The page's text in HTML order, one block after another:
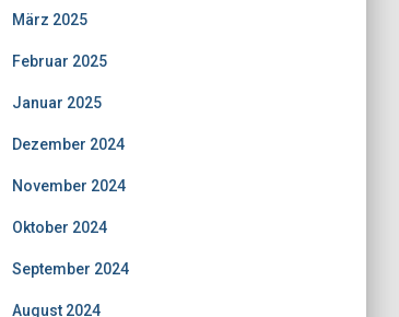
März 2025
Februar 2025
Januar 2025
Dezember 2024
November 2024
Oktober 2024
September 2024
August 2024